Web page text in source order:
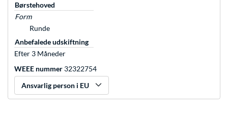
Børstehoved
Form
Runde
Anbefalede udskiftning
Efter 3 Måneder
WEEE nummer 32322754
Ansvarlig person i EU